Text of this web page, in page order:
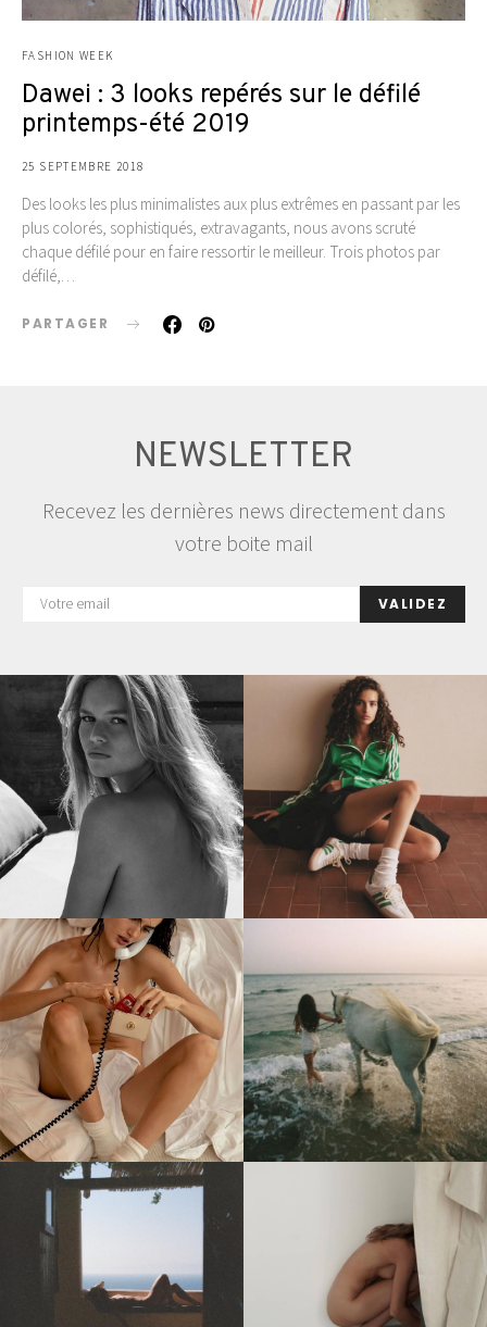
FASHION WEEK
Dawei : 3 looks repérés sur le défilé
printemps-été 2019
25 SEPTEMBRE 2018
Des looks les plus minimalistes aux plus extrêmes en passant par les
plus colorés, sophistiqués, extravagants, nous avons scruté
chaque défilé pour en faire ressortir le meilleur. Trois photos par
défilé,…
PARTAGER
NEWSLETTER
Recevez les dernières news directement dans
votre boite mail
VALIDEZ